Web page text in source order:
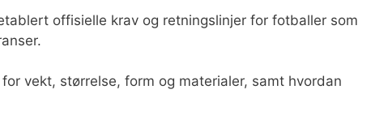
offisielle krav og retningslinjer for fotballer som
vekt, størrelse, form og materialer, samt hvordan